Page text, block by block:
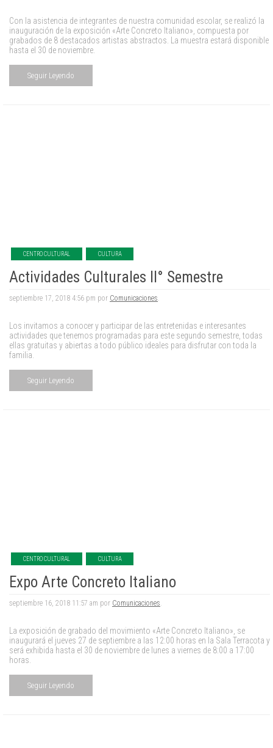
Con la asistencia de integrantes de nuestra comunidad escolar, se realizó la
inauguración de la exposición «Arte Concreto Italiano», compuesta por
grabados de 8 destacados artistas abstractos. La muestra estará disponible
hasta el 30 de noviembre.
Seguir Leyendo
CENTRO CULTURAL CULTURA
Actividades Culturales II° Semestre
septiembre 17, 2018 4:56 pm por Comunicaciones.
Los invitamos a conocer y participar de las entretenidas e interesantes
actividades que tenemos programadas para este segundo semestre, todas
ellas gratuitas y abiertas a todo público ideales para disfrutar con toda la
familia.
Seguir Leyendo
CENTRO CULTURAL CULTURA
Expo Arte Concreto Italiano
septiembre 16, 2018 11:57 am por Comunicaciones.
La exposición de grabado del movimiento «Arte Concreto Italiano», se
inaugurará el jueves 27 de septiembre a las 12:00 horas en la Sala Terracota y
será exhibida hasta el 30 de noviembre de lunes a viernes de 8:00 a 17:00
horas.
Seguir Leyendo